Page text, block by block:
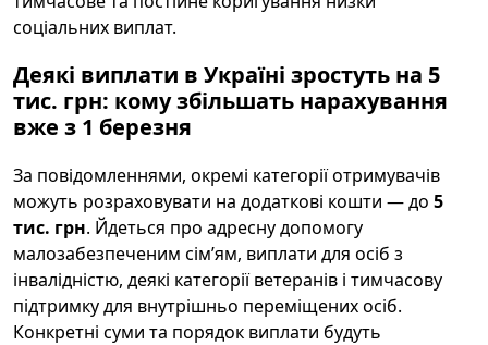
соціальних виплат.
Деякі виплати в Україні зростуть на 5
тис. грн: кому збільшать нарахування
вже з 1 березня
За повідомленнями, окремі категорії отримувачів
можуть розраховувати на додаткові кошти — до 5
тис. грн. Йдеться про адресну допомогу
малозабезпеченим сім’ям, виплати для осіб з
інвалідністю, деякі категорії ветеранів і тимчасову
підтримку для внутрішньо переміщених осіб.
Конкретні суми та порядок виплати будуть